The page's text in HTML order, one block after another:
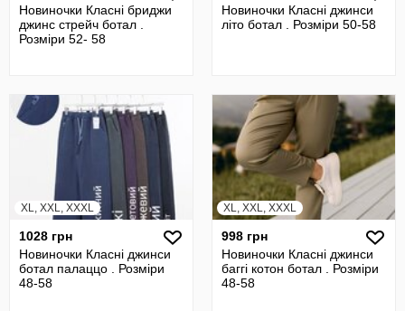
Новиночки Класні бриджи
джинс стрейч ботал .
Розміри 52- 58
Новиночки Класні джинси
літо ботал . Розміри 50-58
XL, XXL, XXXL
1028 грн
Новиночки Класні джинси
ботал палаццо . Розміри
48-58
XL, XXL, XXXL
998 грн
Новиночки Класні джинси
баггі котон ботал . Розміри
48-58